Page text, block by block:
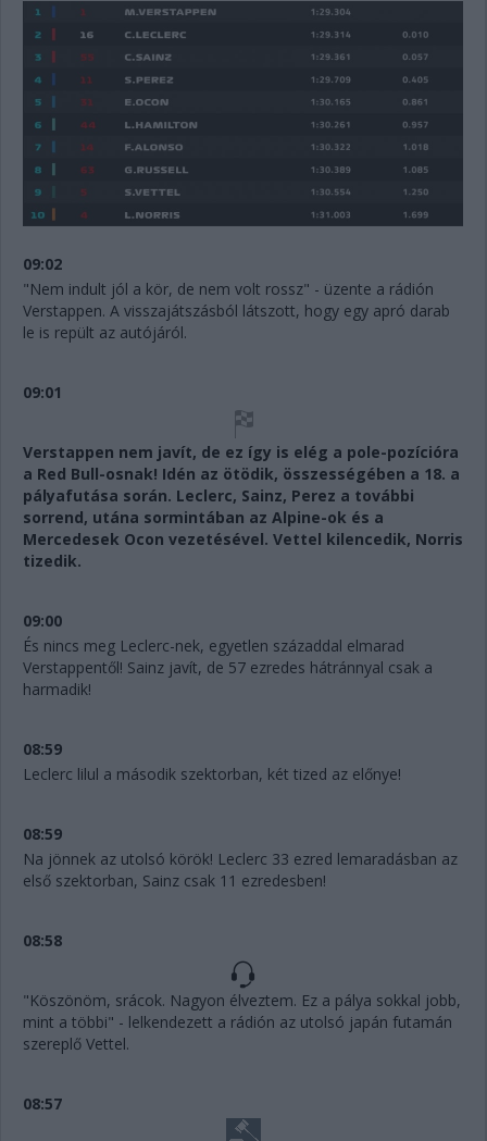
09:02
"Nem indult jól a kör, de nem volt rossz" - üzente a rádión
Verstappen. A visszajátszásból látszott, hogy egy apró darab
le is repült az autójáról.
09:01
Verstappen nem javít, de ez így is elég a pole-pozícióra
a Red Bull-osnak! Idén az ötödik, összességében a 18. a
pályafutása során. Leclerc, Sainz, Perez a további
sorrend, utána sormintában az Alpine-ok és a
Mercedesek Ocon vezetésével. Vettel kilencedik, Norris
tizedik.
09:00
És nincs meg Leclerc-nek, egyetlen századdal elmarad
Verstappentől! Sainz javít, de 57 ezredes hátránnyal csak a
harmadik!
08:59
Leclerc lilul a második szektorban, két tized az előnye!
08:59
Na jönnek az utolsó körök! Leclerc 33 ezred lemaradásban az
első szektorban, Sainz csak 11 ezredesben!
08:58
"Köszönöm, srácok. Nagyon élveztem. Ez a pálya sokkal jobb,
mint a többi" - lelkendezett a rádión az utolsó japán futamán
szereplő Vettel.
08:57